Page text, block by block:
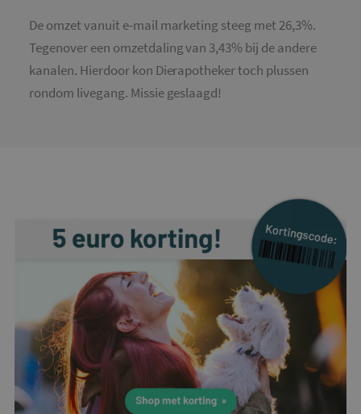
De omzet vanuit e-mail marketing steeg met 26,3%.
Tegenover een omzetdaling van 3,43% bij de andere
kanalen. Hierdoor kon Dierapotheker toch plussen
rondom livegang. Missie geslaagd!